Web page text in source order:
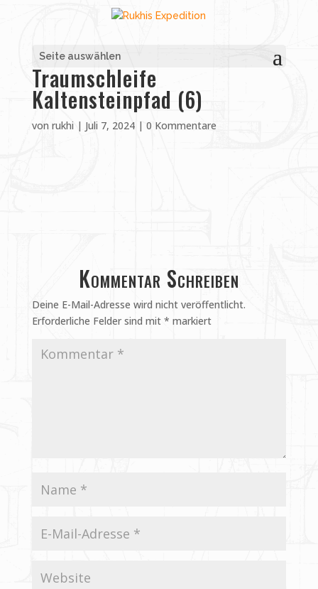
Seite auswählen
Traumschleife
Kaltensteinpfad (6)
von rukhi | Juli 7, 2024| 0 Kommentare
Kommentar Schreiben
Deine E-Mail-Adresse wird nicht veröffentlicht.
Erforderliche Felder sind mit * markiert